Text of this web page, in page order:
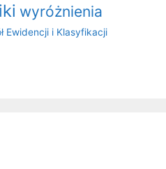
wyróżnienia
Ewidencji i Klasyfikacji